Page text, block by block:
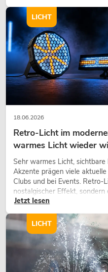
18.06.2026
Retro-Licht im
warmes Licht wieder
Sehr warmes Licht,
Akzente prägen viele
Clubs und bei Events. Retro-
nostalgischer Effekt,
Gestaltungsmittel: Es schafft
wirken lassen.
Jetzt lesen
LICHT
LICHT